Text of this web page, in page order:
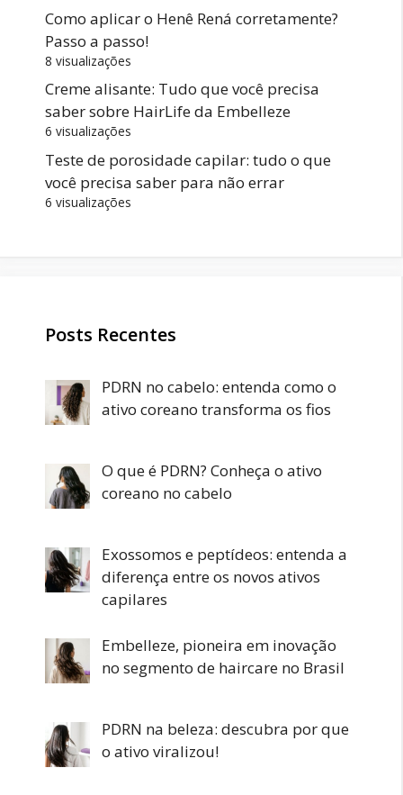
Como aplicar o Henê Rená corretamente?
Passo a passo!
8 visualizações
Creme alisante: Tudo que você precisa
saber sobre HairLife da Embelleze
6 visualizações
Teste de porosidade capilar: tudo o que
você precisa saber para não errar
6 visualizações
Posts Recentes
PDRN no cabelo: entenda como o
ativo coreano transforma os fios
O que é PDRN? Conheça o ativo
coreano no cabelo
Exossomos e peptídeos: entenda a
diferença entre os novos ativos
capilares
Embelleze, pioneira em inovação
no segmento de haircare no Brasil
PDRN na beleza: descubra por que
o ativo viralizou!